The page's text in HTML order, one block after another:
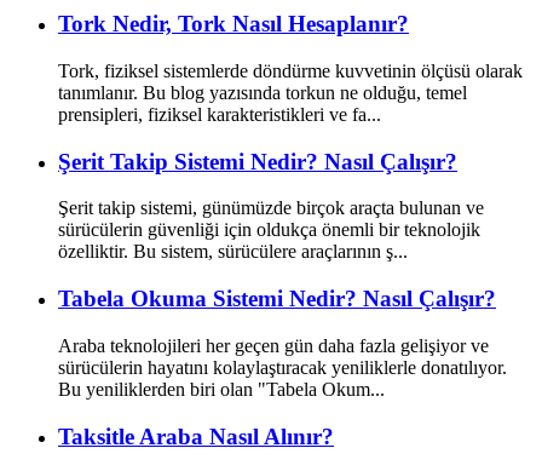
Tork Nedir, Tork Nasıl Hesaplanır?
Tork, fiziksel sistemlerde döndürme kuvvetinin ölçüsü olarak
tanımlanır. Bu blog yazısında torkun ne olduğu, temel
prensipleri, fiziksel karakteristikleri ve fa...
Şerit Takip Sistemi Nedir? Nasıl Çalışır?
Şerit takip sistemi, günümüzde birçok araçta bulunan ve
sürücülerin güvenliği için oldukça önemli bir teknolojik
özelliktir. Bu sistem, sürücülere araçlarının ş...
Tabela Okuma Sistemi Nedir? Nasıl Çalışır?
Araba teknolojileri her geçen gün daha fazla gelişiyor ve
sürücülerin hayatını kolaylaştıracak yeniliklerle donatılıyor.
Bu yeniliklerden biri olan "Tabela Okum...
Taksitle Araba Nasıl Alınır?